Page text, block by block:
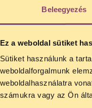
Beleegyezés
Ez a weboldal sütiket
Sütiket használunk a
weboldalforgalmunk
weboldalhasználatra
számukra vagy az Ön